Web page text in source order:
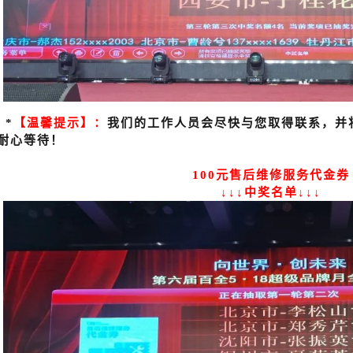
* 【温馨提示】： 我们的工作人员会尽快与您取得联系，
心等待！
100元售后维修服务代金券
↓↓↓中奖名单↓↓↓